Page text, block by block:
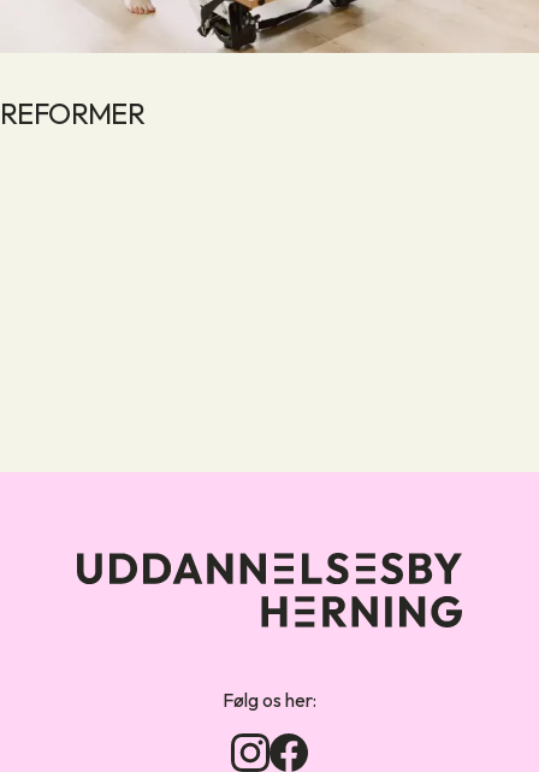
REFORMER
Følg os her: